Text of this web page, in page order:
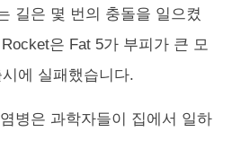
길은 몇 번의 충돌을 일으켰
은 Fat 5가 부피가 큰 모
에 실패했습니다.
병은 과학자들이 집에서 일하